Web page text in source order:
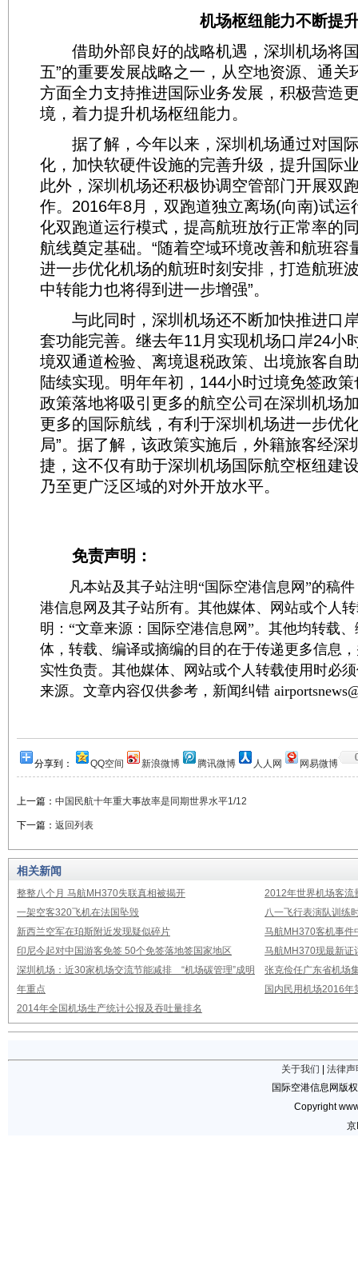
机场枢纽能力不断提
借助外部良好的战略机遇，深圳机场将国
五”的重要发展战略之一，从空地资源、通关
方面全力支持推进国际业务发展，积极营造
境，着力提升机场枢纽能力。
据了解，今年以来，深圳机场通过对国
化，加快软硬件设施的完善升级，提升国际
此外，深圳机场还积极协调空管部门开展双
作。2016年8月，双跑道独立离场(向南)试运
化双跑道运行模式，提高航班放行正常率的
航线奠定基础。“随着空域环境改善和航班容
进一步优化机场的航班时刻安排，打造航班
中转能力也将得到进一步增强”。
与此同时，深圳机场还不断加快推进口
套功能完善。继去年11月实现机场口岸24小
境双通道检验、离境退税政策、出境旅客自
陆续实现。明年年初，144小时过境免签政
政策落地将吸引更多的航空公司在深圳机场
更多的国际航线，有利于深圳机场进一步优
局”。据了解，该政策实施后，外籍旅客经深
捷，这不仅有助于深圳机场国际航空枢纽建
乃至更广泛区域的对外开放水平。
免责声明：
凡本站及其子站注明“国际空港信息网”的稿件
港信息网及其子站所有。其他媒体、网站或个人
明：“文章来源：国际空港信息网”。其他均转载
体，转载、编译或摘编的目的在于传递更多信息
实性负责。其他媒体、网站或个人转载使用时必
来源。文章内容仅供参考，新闻纠错
分享到： QQ空间 新浪微博 腾讯微博 人人网 网易微博
上一篇： 中国民航十年重大事故率是同期世界水平1/12
下一篇： 返回列表
相关新闻
整整八个月 马航MH370失联真相被揭开
2012年世界机场客流
一架空客320飞机在法国坠毁
八一飞行表演队训练
新西兰空军在珀斯附近发现疑似碎片
马航MH370客机事件
印尼今起对中国游客免签 50个免签落地签国家地区
马航MH370现最新证
深圳机场：近30家机场交流节能减排 “机场碳管理”成明
年重点
张克俭任广东省机场
国内民用机场2016年
2014年全国机场生产统计公报及吞吐量排名
关于我们
法律声
国际空港信息网版
Copyright